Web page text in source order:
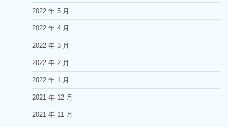
2022 年 5 月
2022 年 4 月
2022 年 3 月
2022 年 2 月
2022 年 1 月
2021 年 12 月
2021 年 11 月